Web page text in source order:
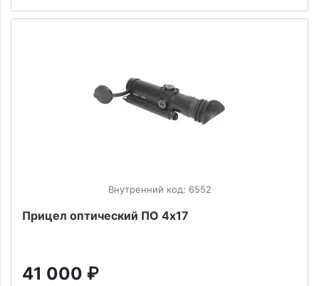
Внутренний код: 6552
Прицел оптический ПО 4х17
41 000 ₽